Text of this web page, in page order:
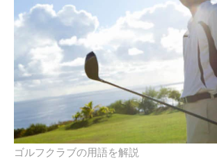
ゴルフクラブの用語を解説